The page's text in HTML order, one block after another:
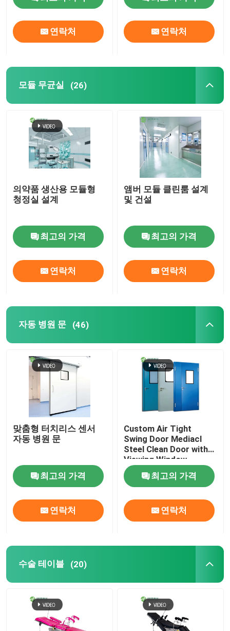
연락처 연락처
모듈 무균실 (26)
의약품 생산용 모듈형
청정실 설계
최고의 가격
연락처
앰버 모듈 클린룸 설계
및 건설
최고의 가격
연락처
자동 병원 문 (46)
맞춤형 터치리스 센서
자동 병원 문
최고의 가격
연락처
Custom Air Tight
Swing Door Mediacl
Steel Clean Door with
Viewing Window
최고의 가격
연락처
수술 테이블 (20)